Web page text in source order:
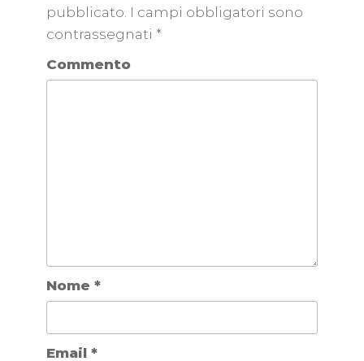
pubblicato. I campi obbligatori sono
contrassegnati *
Commento
Nome *
Email *